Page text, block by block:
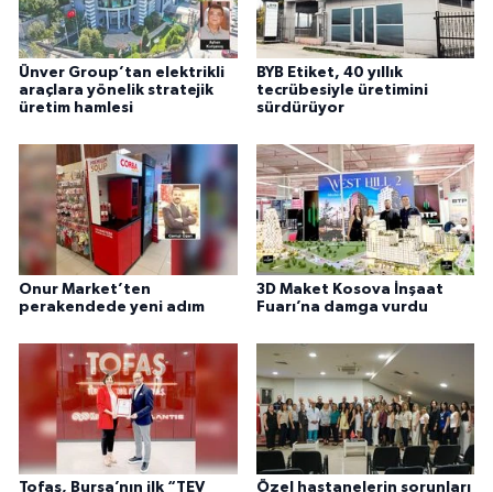
Ünver Group’tan elektrikli
araçlara yönelik stratejik
üretim hamlesi
BYB Etiket, 40 yıllık
tecrübesiyle üretimini
sürdürüyor
Onur Market’ten
perakendede yeni adım
3D Maket Kosova İnşaat
Fuarı’na damga vurdu
Tofaş, Bursa’nın ilk “TEV
Özel hastanelerin sorunları